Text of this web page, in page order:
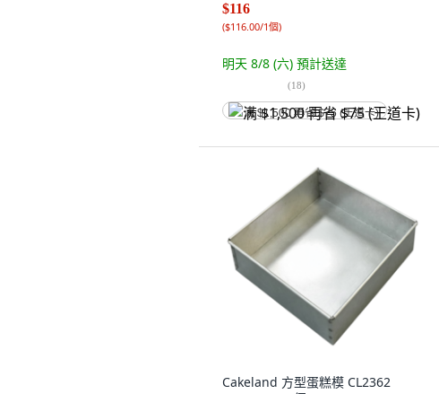
$116
($116.00/1個)
明天 8/8 (六) 預計送達
(18)
满 $1,500 再省 $75 (王道卡)
Cakeland 方型蛋糕模 CL2362